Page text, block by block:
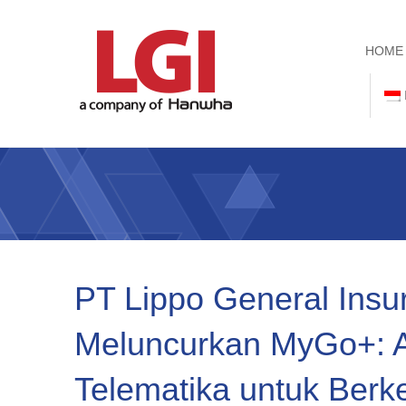
HOME
PT Lippo General
Meluncurkan MyGo+:
Telematika untuk